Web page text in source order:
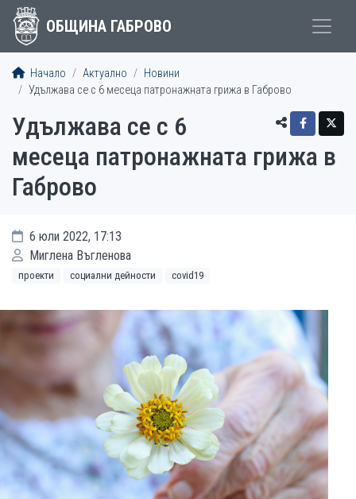
ОБЩИНА ГАБРОВО
Начало Актуално
Новини
Удължава се с 6 месеца патронажната грижа в Габрово
Удължава се с 6
месеца патронажната грижа в
Габрово
6 юли 2022, 17:13
Миглена Въгленова
проекти социални дейности covid19